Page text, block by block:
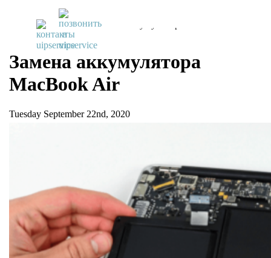
UiPservice »Блог»Замена аккумулятора MacBook Air
Замена аккумулятора
MacBook Air
Tuesday September 22nd, 2020